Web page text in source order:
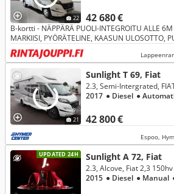
22 42 680 €
B-kortti - NÄPPÄRÄ PUOLI-INTEGROITU ALLE
MARKIISI, PYÖRÄTELINE, KAASUN ULOSOTTO,
autoturva
21
Sunlight T 69, Fiat
42 800 €
2017 ● Diesel ●
UPDATED 24H Sunlight A 72, Fiat
2.3, Alcove, Fiat 2,3
2015 ● Diesel ● Manual